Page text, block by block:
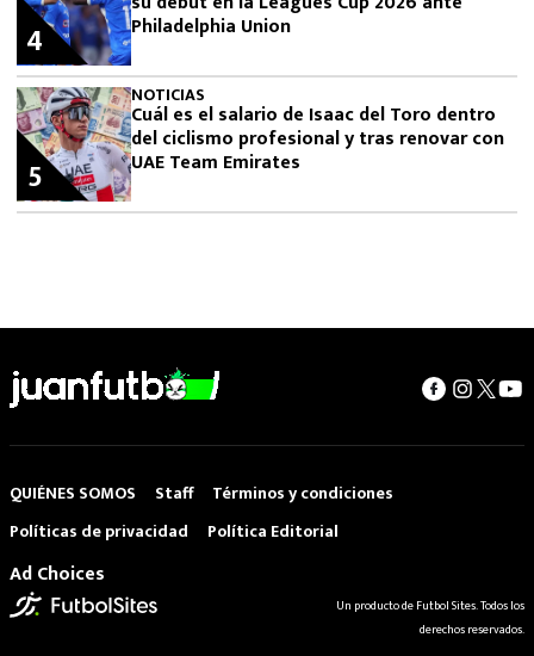
Philadelphia Union
4
NOTICIAS
Cuál es el salario de Isaac del Toro dentro
del ciclismo profesional y tras renovar con
UAE Team Emirates
5
QUIÉNES SOMOS Staff
Términos y condiciones
Políticas de privacidad
Política Editorial
Ad Choices
Un producto de Futbol Sites. Todos los
derechos reservados.